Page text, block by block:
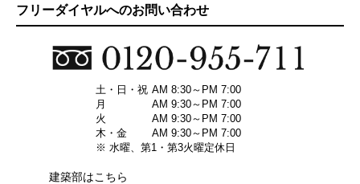
フリーダイヤルへのお問い合わせ
土・日・祝 AM 8:30～PM 7:00
月
AM 9:30～PM 7:00
火
AM 9:30～PM 7:00
木・金
AM 9:30～PM 7:00
※ 水曜、第1・第3火曜定休日
建築部はこちら